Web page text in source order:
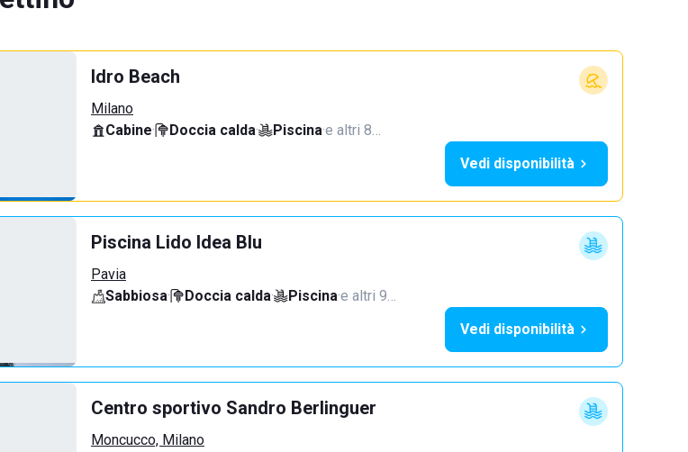
Idro Beach
Milano
Cabine· Doccia calda· Piscina·e altri 8…
Vedi disponibilità
Piscina Lido Idea Blu
Pavia
Sabbiosa· Doccia calda· Piscina·e altri 9…
Vedi disponibilità
Centro sportivo Sandro Berlinguer
Moncucco, Milano